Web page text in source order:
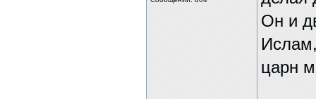
Он и
царн